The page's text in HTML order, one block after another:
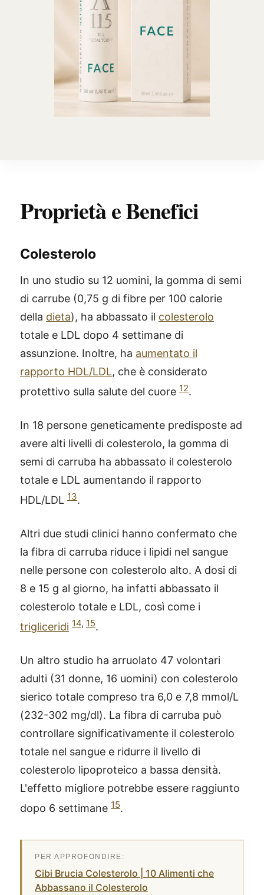
Proprietà e Benefici
Colesterolo
In uno studio su 12 uomini, la gomma di semi
di carrube (0,75 g di fibre per 100 calorie
della dieta), ha abbassato il colesterolo
totale e LDL dopo 4 settimane di
assunzione. Inoltre, ha aumentato il
rapporto HDL/LDL, che è considerato
protettivo sulla salute del cuore 12.
In 18 persone geneticamente predisposte ad
avere alti livelli di colesterolo, la gomma di
semi di carruba ha abbassato il colesterolo
totale e LDL aumentando il rapporto
HDL/LDL 13.
Altri due studi clinici hanno confermato che
la fibra di carruba riduce i lipidi nel sangue
nelle persone con colesterolo alto. A dosi di
8 e 15 g al giorno, ha infatti abbassato il
colesterolo totale e LDL, così come i
trigliceridi 14, 15.
Un altro studio ha arruolato 47 volontari
adulti (31 donne, 16 uomini) con colesterolo
sierico totale compreso tra 6,0 e 7,8 mmol/L
(232-302 mg/dl). La fibra di carruba può
controllare significativamente il colesterolo
totale nel sangue e ridurre il livello di
colesterolo lipoproteico a bassa densità.
L'effetto migliore potrebbe essere raggiunto
dopo 6 settimane 15.
Cibi Brucia Colesterolo | 10 Alimenti che
Abbassano il Colesterolo
®
SCOPRI COME FUNZIONA